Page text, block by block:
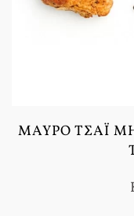
ΜΑΎΡΟ ΤΣΆΙ